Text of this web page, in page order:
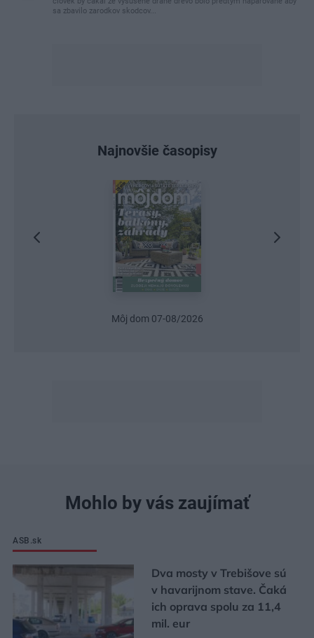
sa zbavilo zarodkov skodcov...
Najnovšie časopisy
Urob si sám 6/2026
Mohlo by vás zaujímať
ASB.sk
Dva mosty v Trebišove sú
v havarijnom stave. Čaká
ich oprava spolu za 11,4
mil. eur